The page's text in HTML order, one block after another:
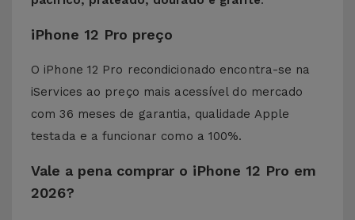
iPhone 12 Pro preço
O iPhone 12 Pro recondicionado encontra-se na
iServices ao preço mais acessível do mercado
com 36 meses de garantia, qualidade Apple
testada e a funcionar como a 100%.
Vale a pena comprar o iPhone 12 Pro em
2026?